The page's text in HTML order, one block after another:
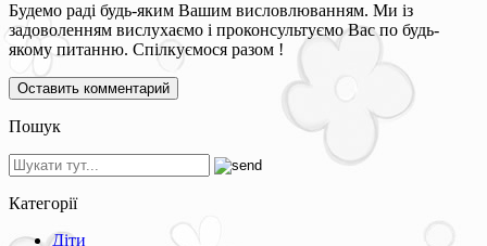
Будемо раді будь-яким Вашим висловлюванням. Ми із
задоволенням вислухаємо і проконсультуємо Вас по будь-
якому питанню. Спілкуємося разом !
Пошук
Категорії
Діти